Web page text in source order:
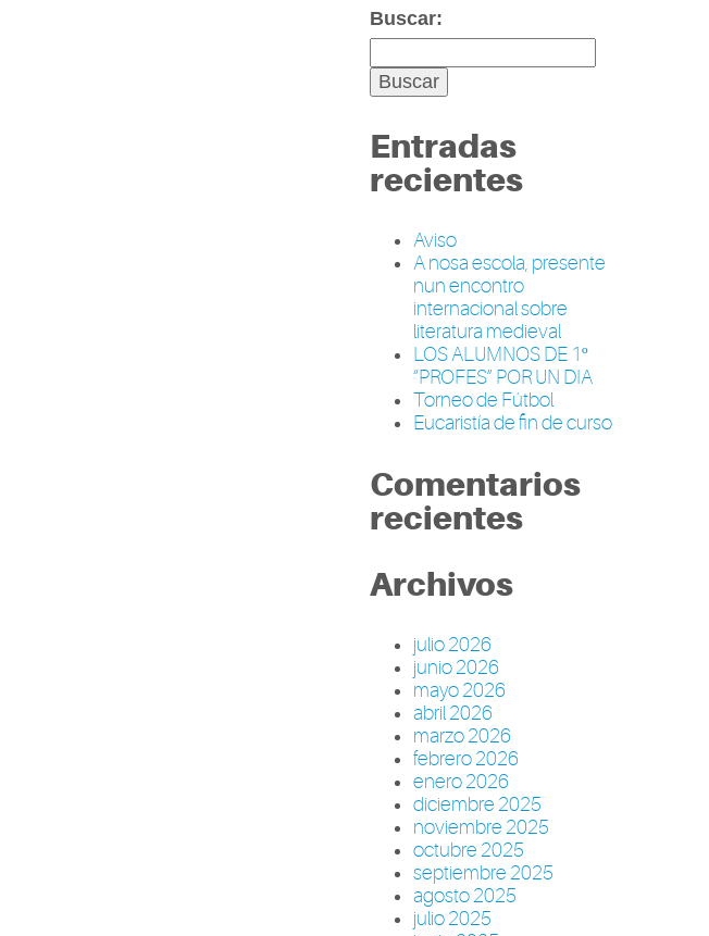
Buscar:
Entradas
recientes
Aviso
A nosa escola, presente
nun encontro
internacional sobre
literatura medieval
LOS ALUMNOS DE 1º
“PROFES” POR UN DIA
Torneo de Fútbol
Eucaristía de fin de curso
Comentarios
recientes
Archivos
julio 2026
junio 2026
mayo 2026
abril 2026
marzo 2026
febrero 2026
enero 2026
diciembre 2025
noviembre 2025
octubre 2025
septiembre 2025
agosto 2025
julio 2025